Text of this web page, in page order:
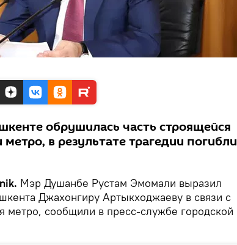
обрушилась часть строящейся
в результате трагедии погибли
Мэр Душанбе Рустам Эмомали выразил
Джахонгиру Артыкходжаеву в связи с
метро, сообщили в пресс-службе городской